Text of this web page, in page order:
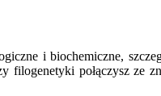
i biochemiczne,
połączysz ze